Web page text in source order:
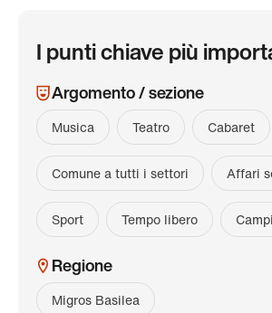
I punti chiave più
Argomento / sezione
Musica Teatro Cabaret
Comune a tutti i settori Affari
Sport Tempo libero Campi
Regione
Migros Basilea